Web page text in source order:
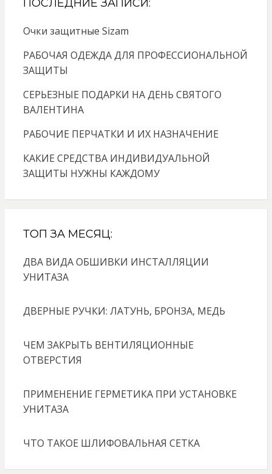
ПОСЛЕДНИЕ ЗАПИСИ:
Очки защитные Sizam
РАБОЧАЯ ОДЕЖДА ДЛЯ ПРОФЕССИОНАЛЬНОЙ
ЗАЩИТЫ
СЕРЬЕЗНЫЕ ПОДАРКИ НА ДЕНЬ СВЯТОГО
ВАЛЕНТИНА
РАБОЧИЕ ПЕРЧАТКИ И ИХ НАЗНАЧЕНИЕ
КАКИЕ СРЕДСТВА ИНДИВИДУАЛЬНОЙ
ЗАЩИТЫ НУЖНЫ КАЖДОМУ
ТОП ЗА МЕСЯЦ:
ДВА ВИДА ОБШИВКИ ИНСТАЛЛЯЦИИ
УНИТАЗА
ДВЕРНЫЕ РУЧКИ: ЛАТУНЬ, БРОНЗА, МЕДЬ
ЧЕМ ЗАКРЫТЬ ВЕНТИЛЯЦИОННЫЕ
ОТВЕРСТИЯ
ПРИМЕНЕНИЕ ГЕРМЕТИКА ПРИ УСТАНОВКЕ
УНИТАЗА
ЧТО ТАКОЕ ШЛИФОВАЛЬНАЯ СЕТКА